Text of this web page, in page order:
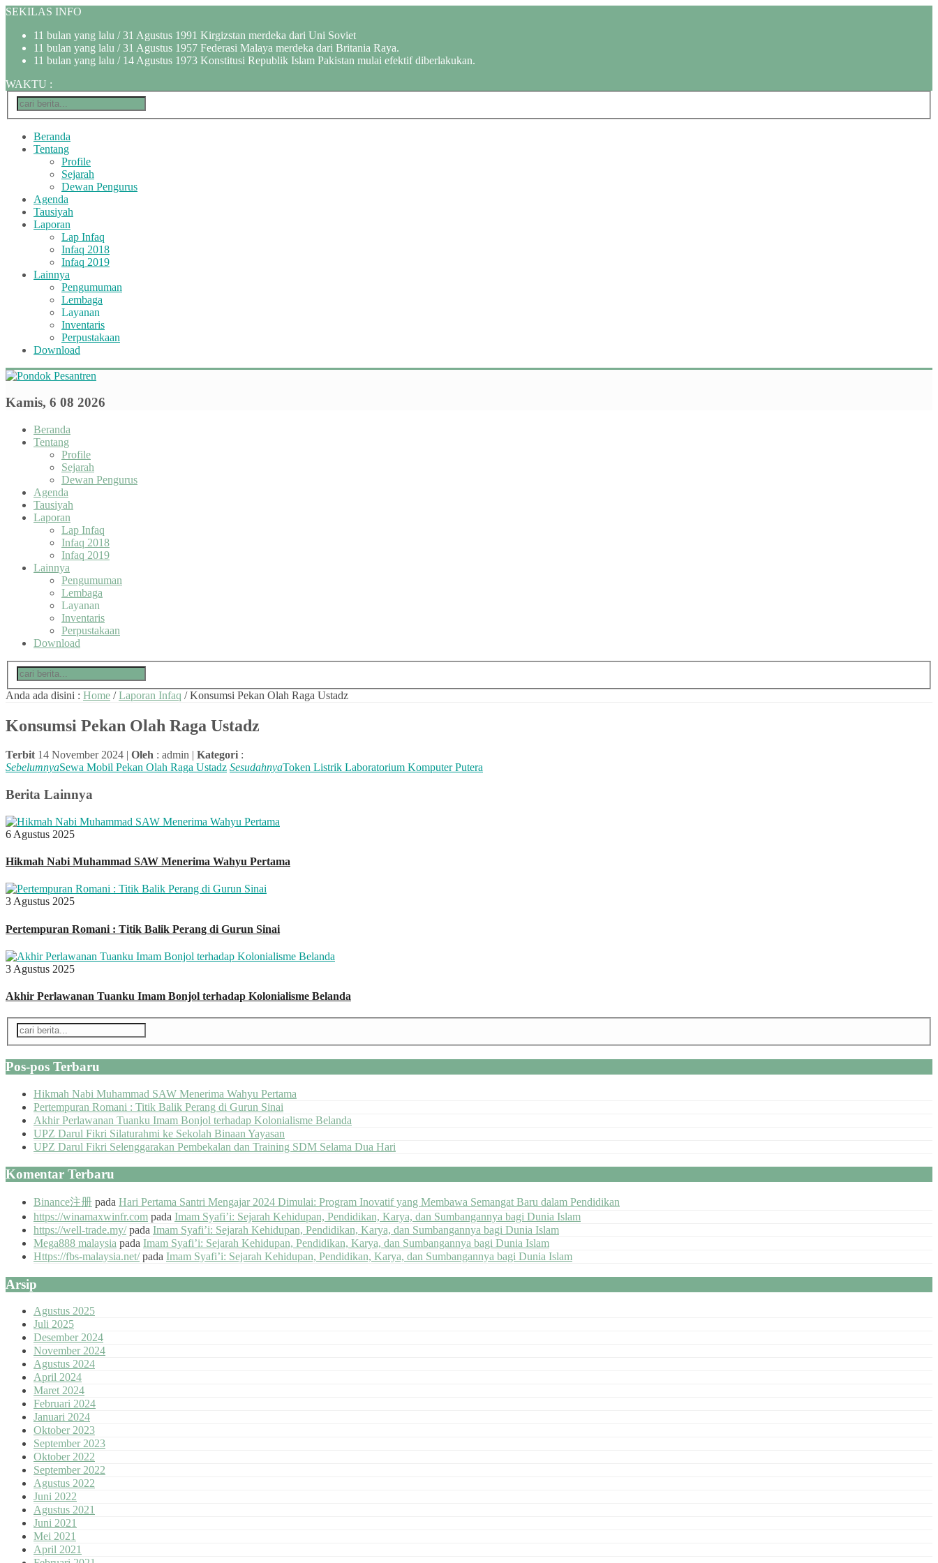
SEKILAS INFO
11 bulan yang lalu / 31 Agustus 1991 Kirgizstan merdeka dari Uni Soviet
11 bulan yang lalu / 31 Agustus 1957 Federasi Malaya merdeka dari Britania Raya.
11 bulan yang lalu / 14 Agustus 1973 Konstitusi Republik Islam Pakistan mulai efektif diberlakukan.
WAKTU :
Beranda
Tentang
Profile
Sejarah
Dewan Pengurus
Agenda
Tausiyah
Laporan
Lap Infaq
Infaq 2018
Infaq 2019
Lainnya
Pengumuman
Lembaga
Layanan
Inventaris
Perpustakaan
Download
Kamis, 6 08 2026
Beranda
Tentang
Profile
Sejarah
Dewan Pengurus
Agenda
Tausiyah
Laporan
Lap Infaq
Infaq 2018
Infaq 2019
Lainnya
Pengumuman
Lembaga
Layanan
Inventaris
Perpustakaan
Download
Anda ada disini : Home /Laporan Infaq /Konsumsi Pekan Olah Raga Ustadz
Konsumsi Pekan Olah Raga Ustadz
Terbit 14 November 2024 | Oleh : admin | Kategori :
SebelumnyaSewa Mobil Pekan Olah Raga Ustadz SesudahnyaToken Listrik Laboratorium Komputer Putera
Berita Lainnya
6 Agustus 2025
Hikmah Nabi Muhammad SAW Menerima Wahyu Pertama
3 Agustus 2025
Pertempuran Romani : Titik Balik Perang di Gurun Sinai
3 Agustus 2025
Akhir Perlawanan Tuanku Imam Bonjol terhadap Kolonialisme Belanda
Pos-pos Terbaru
Hikmah Nabi Muhammad SAW Menerima Wahyu Pertama
Pertempuran Romani : Titik Balik Perang di Gurun Sinai
Akhir Perlawanan Tuanku Imam Bonjol terhadap Kolonialisme Belanda
UPZ Darul Fikri Silaturahmi ke Sekolah Binaan Yayasan
UPZ Darul Fikri Selenggarakan Pembekalan dan Training SDM Selama Dua Hari
Komentar Terbaru
Binance注册 pada Hari Pertama Santri Mengajar 2024 Dimulai: Program Inovatif yang Membawa Semangat Baru dalam Pendidikan
https://winamaxwinfr.com pada Imam Syafi’i: Sejarah Kehidupan, Pendidikan, Karya, dan Sumbangannya bagi Dunia Islam
https://well-trade.my/pada Imam Syafi’i: Sejarah Kehidupan, Pendidikan, Karya, dan Sumbangannya bagi Dunia Islam
Mega888 malaysia pada Imam Syafi’i: Sejarah Kehidupan, Pendidikan, Karya, dan Sumbangannya bagi Dunia Islam
Https://fbs-malaysia.net/pada Imam Syafi’i: Sejarah Kehidupan, Pendidikan, Karya, dan Sumbangannya bagi Dunia Islam
Arsip
Agustus 2025
Juli 2025
Desember 2024
November 2024
Agustus 2024
April 2024
Maret 2024
Februari 2024
Januari 2024
Oktober 2023
September 2023
Oktober 2022
September 2022
Agustus 2022
Juni 2022
Agustus 2021
Juni 2021
Mei 2021
April 2021